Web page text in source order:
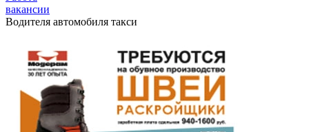
вакансии
Водителя автомобиля такси